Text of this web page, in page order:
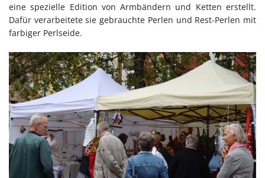
eine spezielle Edition von Armbändern und Ketten erstellt.
Dafür verarbeitete sie gebrauchte Perlen und Rest-Perlen mit
farbiger Perlseide.